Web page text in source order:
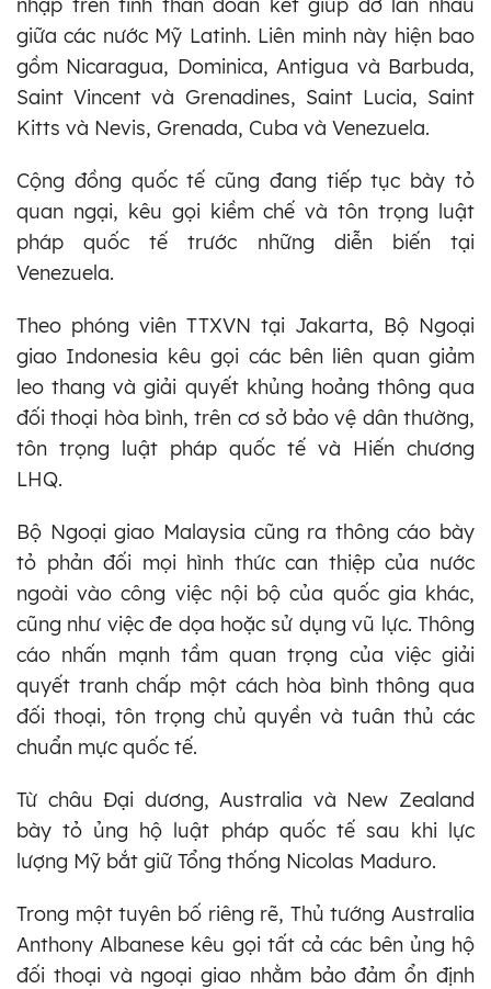
giữa các nước Mỹ Latinh. Liên minh này hiện bao
gồm Nicaragua, Dominica, Antigua và Barbuda,
Saint Vincent và Grenadines, Saint Lucia, Saint
Kitts và Nevis, Grenada, Cuba và Venezuela.
Cộng đồng quốc tế cũng đang tiếp tục bày tỏ
quan ngại, kêu gọi kiềm chế và tôn trọng luật
pháp quốc tế trước những diễn biến tại
Venezuela.
Theo phóng viên TTXVN tại Jakarta, Bộ Ngoại
giao Indonesia kêu gọi các bên liên quan giảm
leo thang và giải quyết khủng hoảng thông qua
đối thoại hòa bình, trên cơ sở bảo vệ dân thường,
tôn trọng luật pháp quốc tế và Hiến chương
LHQ.
Bộ Ngoại giao Malaysia cũng ra thông cáo bày
tỏ phản đối mọi hình thức can thiệp của nước
ngoài vào công việc nội bộ của quốc gia khác,
cũng như việc đe dọa hoặc sử dụng vũ lực. Thông
cáo nhấn mạnh tầm quan trọng của việc giải
quyết tranh chấp một cách hòa bình thông qua
đối thoại, tôn trọng chủ quyền và tuân thủ các
chuẩn mực quốc tế.
Từ châu Đại dương, Australia và New Zealand
bày tỏ ủng hộ luật pháp quốc tế sau khi lực
lượng Mỹ bắt giữ Tổng thống Nicolas Maduro.
Trong một tuyên bố riêng rẽ, Thủ tướng Australia
Anthony Albanese kêu gọi tất cả các bên ủng hộ
đối thoại và ngoại giao nhằm bảo đảm ổn định